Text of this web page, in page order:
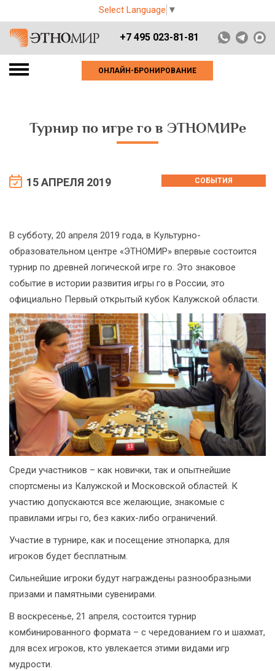
Select Language ▼
+7 495 023-81-81
ОНЛАЙН-БРОНИРОВАНИЕ
Турнир по игре го в ЭТНОМИРе
15 АПРЕЛЯ 2019 СОБЫТИЯ
В субботу, 20 апреля 2019 года, в Культурно-
образовательном центре «ЭТНОМИР» впервые состоится
турнир по древней логической игре го. Это знаковое
событие в истории развития игры го в России, это
официально Первый открытый кубок Калужской области.
Среди участников – как новички, так и опытнейшие
спортсмены из Калужской и Московской областей. К
участию допускаются все желающие, знакомые с
правилами игры го, без каких-либо ограничений.
Участие в турнире, как и посещение этнопарка, для
игроков будет бесплатным.
Сильнейшие игроки будут награждены разнообразными
призами и памятными сувенирами.
В воскресенье, 21 апреля, состоится турнир
комбинированного формата – с чередованием го и шахмат,
для всех игроков, кто увлекается этими видами игр
мудрости.